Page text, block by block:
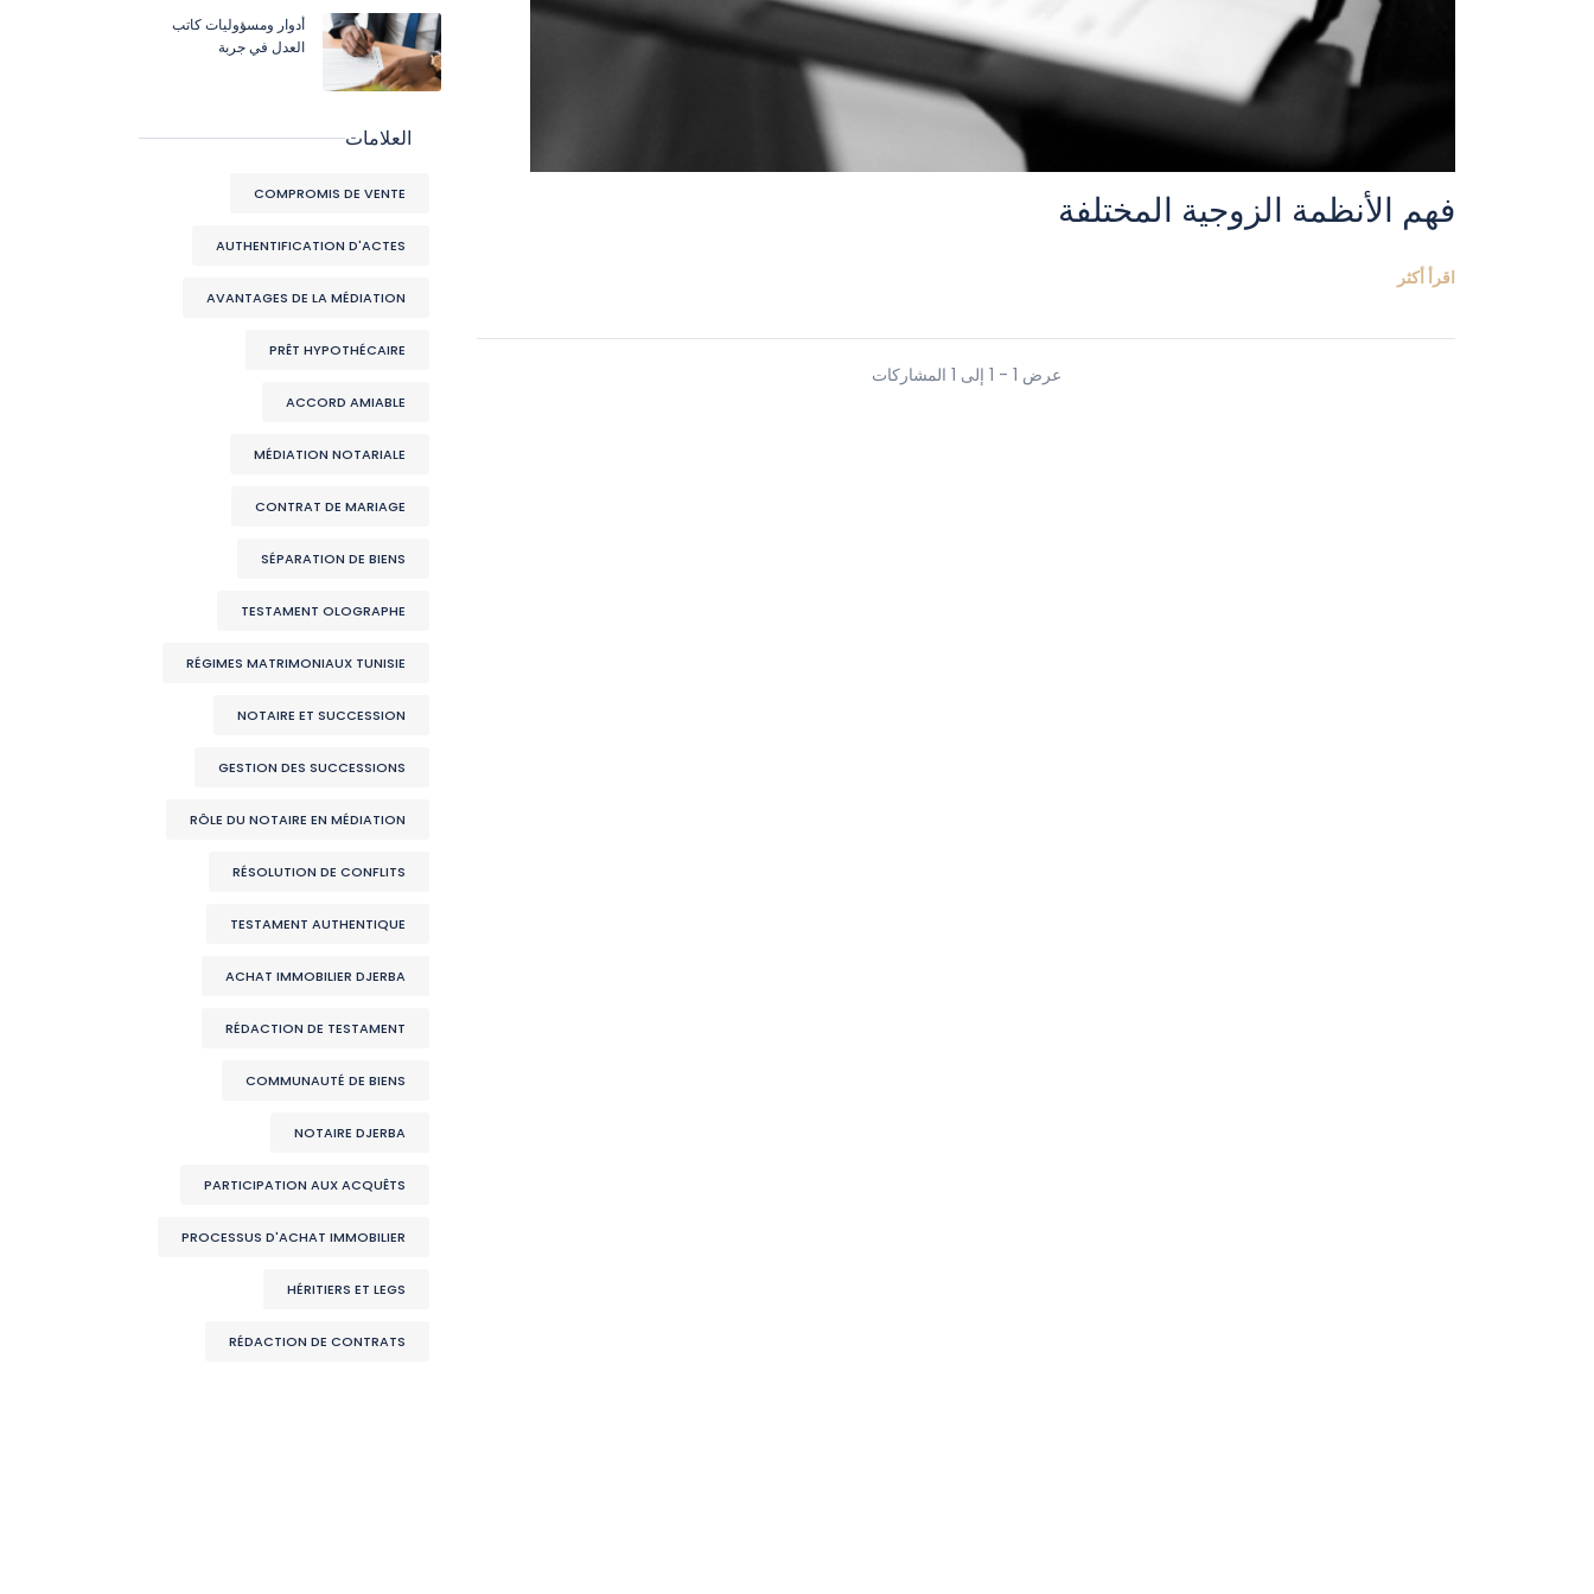
فهم الأنظمة الزوجية المختلفة
اقرأ أكثر
عرض 1 - 1 إلى 1 المشاركات
أدوار ومسؤوليات كاتب
العدل في جربة
العلامات
COMPROMIS DE VENTE
AUTHENTIFICATION D'ACTES
AVANTAGES DE LA MÉDIATION
PRÊT HYPOTHÉCAIRE
ACCORD AMIABLE
MÉDIATION NOTARIALE
CONTRAT DE MARIAGE
SÉPARATION DE BIENS
TESTAMENT OLOGRAPHE
RÉGIMES MATRIMONIAUX TUNISIE
NOTAIRE ET SUCCESSION
GESTION DES SUCCESSIONS
RÔLE DU NOTAIRE EN MÉDIATION
RÉSOLUTION DE CONFLITS
TESTAMENT AUTHENTIQUE
ACHAT IMMOBILIER DJERBA
RÉDACTION DE TESTAMENT
COMMUNAUTÉ DE BIENS
NOTAIRE DJERBA
PARTICIPATION AUX ACQUÊTS
PROCESSUS D'ACHAT IMMOBILIER
HÉRITIERS ET LEGS
RÉDACTION DE CONTRATS